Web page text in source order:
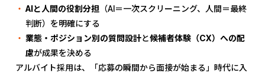
AIと人間の役割分担 （AI＝一次スクリーニング、人間＝最終
判断）を明確にする
業態・ポジション別の質問設計と候補者体験（CX）への配
慮が成果を決める
アルバイト採用は、「応募の瞬間から面接が始まる」時代に入